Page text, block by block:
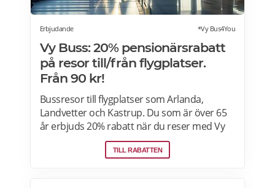
Erbjudande *Vy Bus4You
Vy Buss: 20% pensionärsrabatt
på resor till/från flygplatser.
Från 90 kr!
Bussresor till flygplatser som Arlanda,
Landvetter och Kastrup. Du som är över 65
år erbjuds 20% rabatt när du reser med Vy
Bus4You och Vy express. Välj kategori senior
i samband med biljettbokning och biljetten
TILL RABATTEN